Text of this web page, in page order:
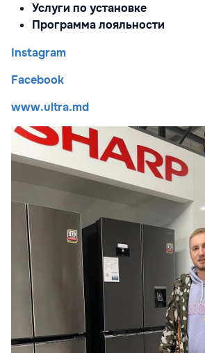
Услуги по установке
Программа лояльности
Instagram
Facebook
www.ultra.md